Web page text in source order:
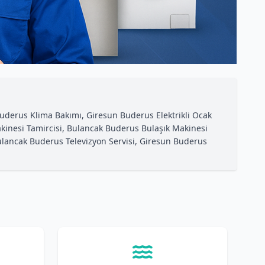
Klima Bakımı, Giresun Buderus Elektrikli Ocak
Tamircisi, Bulancak Buderus Bulaşık Makinesi
Buderus Televizyon Servisi, Giresun Buderus